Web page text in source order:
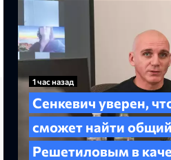
1 час назад
Сенкевич уверен,
сможет найти
Решетиловым в